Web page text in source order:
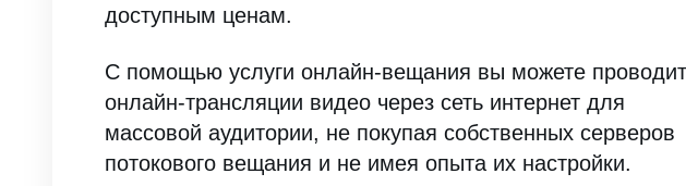
доступным ценам.
C помощью услуги онлайн-вещания вы можете
онлайн-трансляции видео через сеть интернет для
массовой аудитории, не покупая собственных серверов
потокового вещания и не имея опыта их настройки.